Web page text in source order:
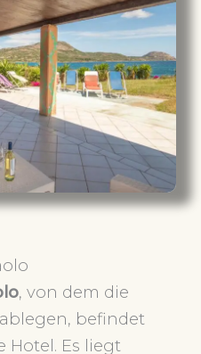
, von dem die
befindet
Hotel. Es liegt